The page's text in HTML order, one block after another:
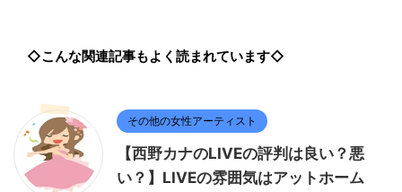
◇こんな関連記事もよく読まれています◇
その他の女性アーティスト
【西野カナのLIVEの評判は良い？悪
い？】LIVEの雰囲気はアットホーム